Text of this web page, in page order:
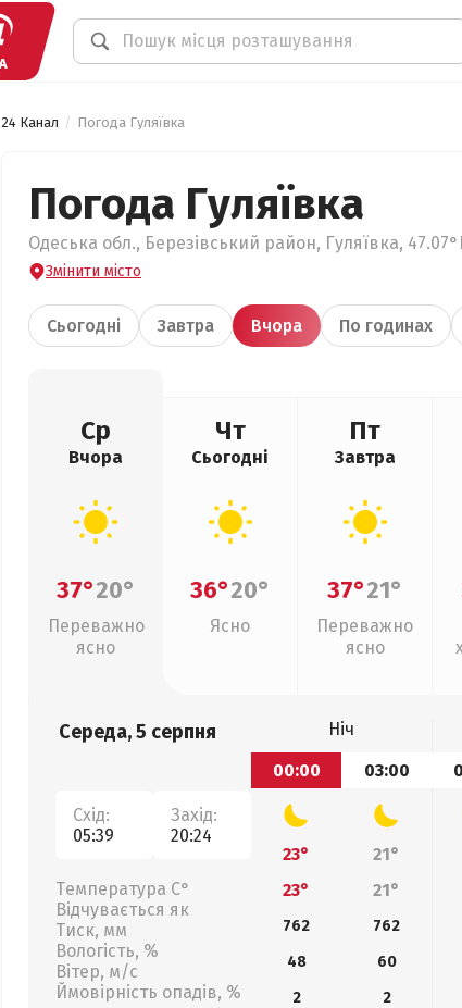
24 Канал Погода Гуляївка
Погода Гуляївка
Одеська обл., Березівський район, Гуляївка,
Змінити місто
Сьогодні Завтра Вчора По годинах
Ср
Вчора
37°20°
Переважно
ясно
Чт
Сьогодні
36°20°
Ясно
Пт
Завтра
37°21°
Переважно
ясно
Середа, 5 серпня
Схід:
05:39
Захід:
20:24
Температура С°
Відчувається як
Тиск, мм
Вологість, %
Вітер, м/с
Ймовірність опадів, %
Ніч
00:00
03:00
23° 21°
23°
21°
762 762
48
60
2
2